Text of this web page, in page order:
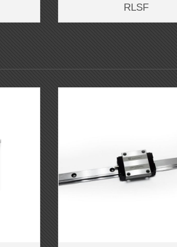
RLSF